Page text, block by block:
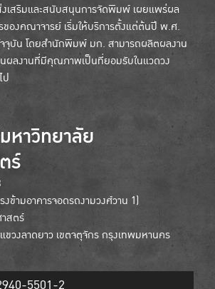
เสริมและสนับสนุนการจัดพิมพ์ เผยแพร่ผล
ของคณาจารย์ เริ่มให้บริการตั้งแต่ต้นปี พ.ศ.
จจุบัน โดยสำนักพิมพ์ มก. สามารถผลิตผลงาน
ผลงานที่มีคุณภาพเป็นที่ยอมรับในแวดวง
ป
าวิทยาลัย
ร์
ข้ามอาคารจอดรถงามวงศ์วาน 1)
สตร์
ขวงลาดยาว เขตจตุจักร กรุงเทพมหานคร